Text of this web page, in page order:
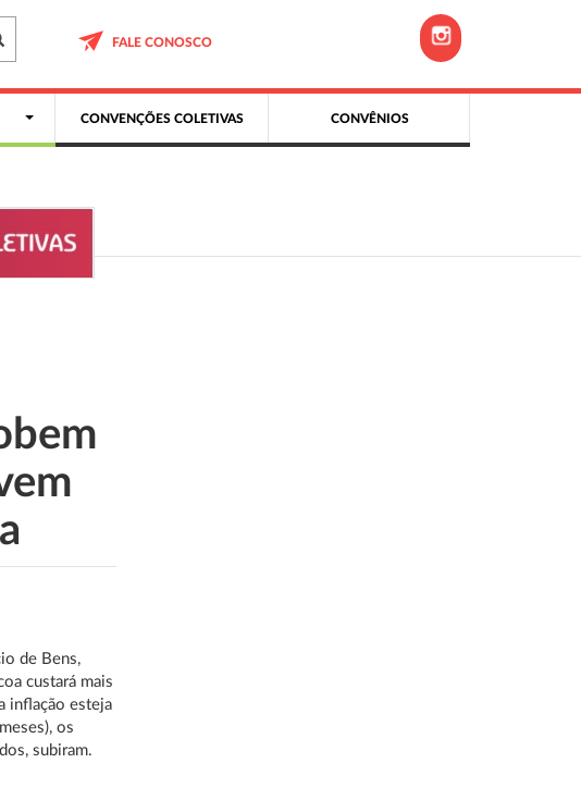
FALE CONOSCO
CONVENÇÕES COLETIVAS CONVÊNIOS
de Bens,
custará mais
inflação esteja
os
subiram.